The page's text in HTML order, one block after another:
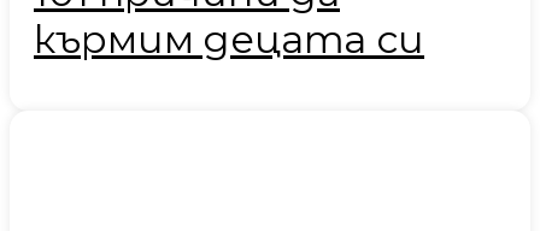
кърмим децата си